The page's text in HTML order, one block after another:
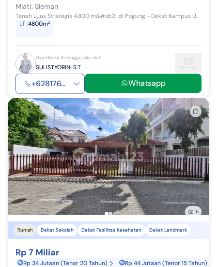
Mlati, Sleman
Tanah Luas Strategis 4.800 m&#xb2; di Pogung - Dekat Kampus UGM Dijual tanah istimewa di kawasan Pogung, Sleman - Yogyakarta, lokasi premium yang ...
LT:4800m²
Diperbarui 4 minggu lalu oleh
SULISTYORINI S.T
+628176... Whatsapp
5
Rumah Dekat Sekolah Dekat Fasilitas Kesehatan Dekat Landmark
Rp 7 Miliar
Rp 34 Jutaan (Tenor 20 Tahun) Rp 44 Jutaan (Tenor 15 Tahun)